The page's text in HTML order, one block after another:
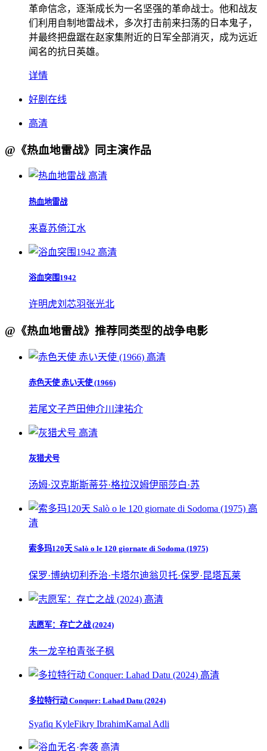
革命信念，逐渐成长为一名坚强的革命战士。他和战友
们利用自制地雷战术，多次打击前来扫荡的日本鬼子，
并最终把盘踞在赵家集附近的日军全部消灭，成为远近
闻名的抗日英雄。
详情
好剧在线
高清
@《热血地雷战》同主演作品
高清
热血地雷战
来喜苏倚江水
高清
浴血突围1942
许明虎刘芯羽张光北
@《热血地雷战》推荐同类型的战争电影
高清
赤色天使 赤い天使 (1966)
若尾文子芦田伸介川津祐介
高清
灰猎犬号
汤姆·汉克斯斯蒂芬·格拉汉姆伊丽莎白·苏
高
清
索多玛120天 Salò o le 120 giornate di Sodoma (1975)
保罗·博纳切利 乔治·卡塔尔迪翁贝托·保罗·昆塔瓦莱
高清
志愿军：存亡之战 (2024)
朱一龙辛柏青张子枫
高清
多拉特行动 Conquer: Lahad Datu (2024)
Syafiq KyleFikry IbrahimKamal Adli
高清